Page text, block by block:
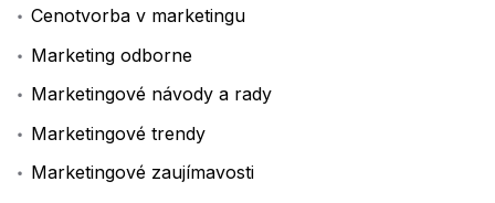
Cenotvorba v marketingu
Marketing odborne
Marketingové návody a rady
Marketingové trendy
Marketingové zaujímavosti